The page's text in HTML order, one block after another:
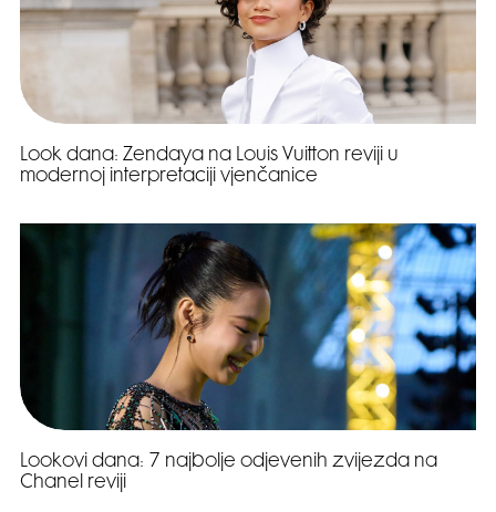
Look dana: Zendaya na Louis Vuitton reviji u
modernoj interpretaciji vjenčanice
Lookovi dana: 7 najbolje odjevenih zvijezda na
Chanel reviji